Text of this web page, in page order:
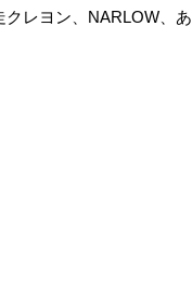
レヨン、NARLOW、あ